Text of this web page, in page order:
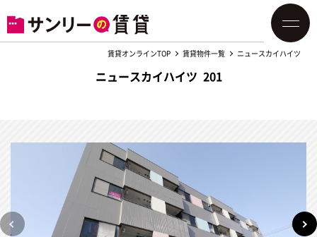
賃貸オンラインTOP 賃貸物件一覧 ニュースカイハイツ
ニュースカイハイツ 201